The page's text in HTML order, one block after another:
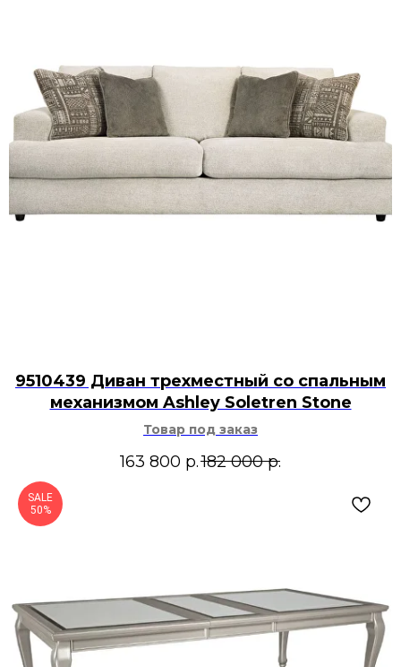
9510439 Диван трехместный со спальным
механизмом Ashley Soletren Stone
Товар под заказ
163 800 р.182 000 р.
SALE
50%